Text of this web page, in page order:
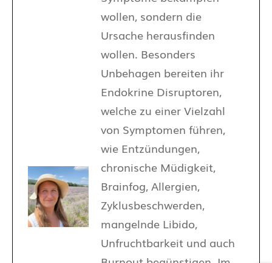
wollen, sondern die
Ursache herausfinden
wollen. Besonders
Unbehagen bereiten ihr
Endokrine Disruptoren,
welche zu einer Vielzahl
von Symptomen führen,
wie Entzündungen,
chronische Müdigkeit,
Brainfog, Allergien,
Zyklusbeschwerden,
mangelnde Libido,
Unfruchtbarkeit und auch